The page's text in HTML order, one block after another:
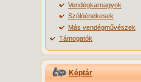
Vendégkarnagyok
Szólóénekesek
Más vendégművészek
Támogatók
Képtár